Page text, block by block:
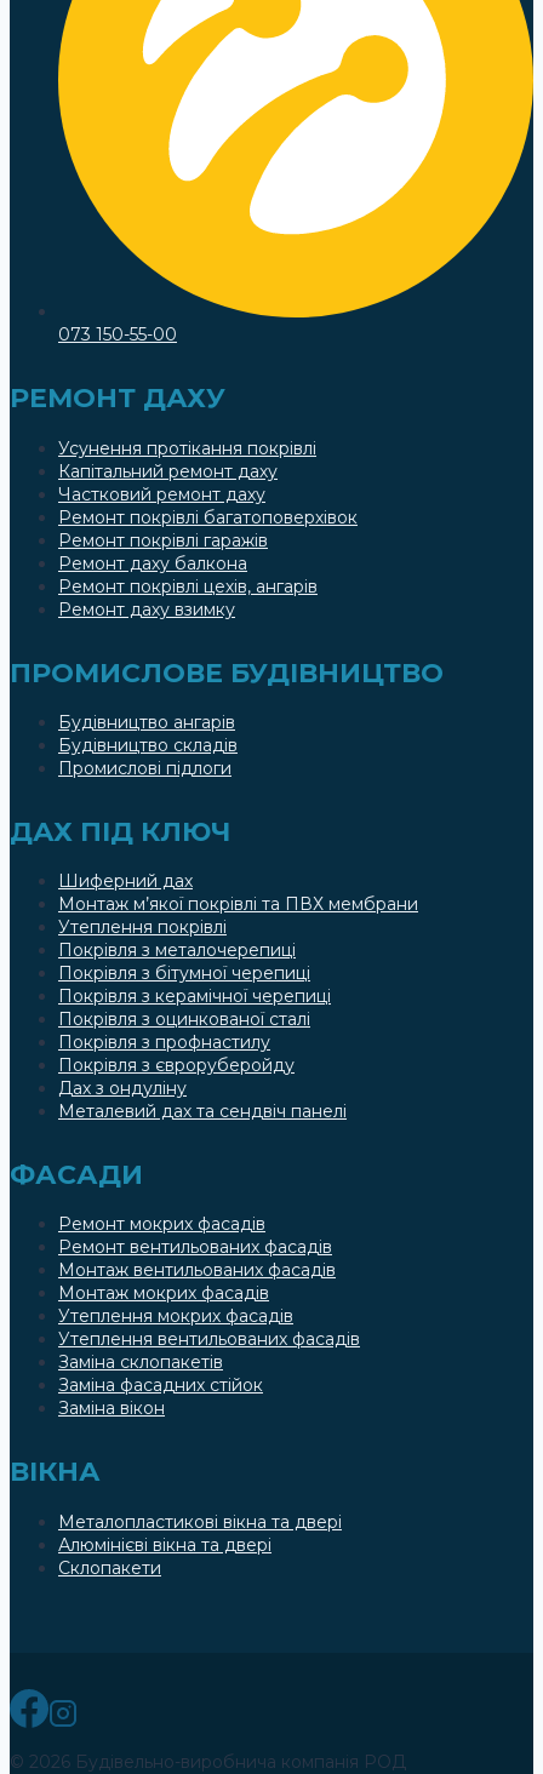
073 150-55-00
РЕМОНТ ДАХУ
Усунення протікання покрівлі
Капітальний ремонт даху
Частковий ремонт даху
Ремонт покрівлі багатоповерхівок
Ремонт покрівлі гаражів
Ремонт даху балкона
Ремонт покрівлі цехів, ангарів
Ремонт даху взимку
ПРОМИСЛОВЕ БУДІВНИЦТВО
Будівництво ангарів
Будівництво складів
Промислові підлоги
ДАХ ПІД КЛЮЧ
Шиферний дах
Монтаж м’якої покрівлі та ПВХ мембрани
Утеплення покрівлі
Покрівля з металочерепиці
Покрівля з бітумної черепиці
Покрівля з керамічної черепиці
Покрівля з оцинкованої сталі
Покрівля з профнастилу
Покрівля з євроруберойду
Дах з ондуліну
Металевий дах та сендвіч панелі
ФАСАДИ
Ремонт мокрих фасадів
Ремонт вентильованих фасадів
Монтаж вентильованих фасадів
Монтаж мокрих фасадів
Утеплення мокрих фасадів
Утеплення вентильованих фасадів
Заміна склопакетів
Заміна фасадних стійок
Заміна вікон
ВІКНА
Металопластикові вікна та двері
Алюмінієві вікна та двері
Склопакети
© 2026 Будівельно-виробнича компанія РОД